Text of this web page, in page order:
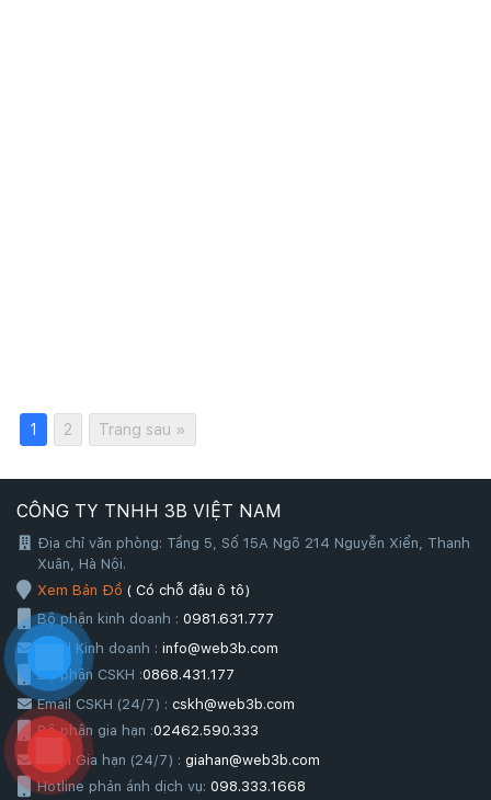
1 2 Trang sau »
CÔNG TY TNHH 3B VIỆT NAM
Địa chỉ văn phòng: Tầng 5, Số 15A Ngõ 214 Nguyễn Xiển, Thanh
Xuân, Hà Nội.
Xem Bản Đồ ( Có chỗ đậu ô tô)
Bộ phận kinh doanh : 0981.631.777
Email Kinh doanh : info@web3b.com
Bộ phận CSKH :0868.431.177
Email CSKH (24/7) : cskh@web3b.com
Bộ phận gia hạn :02462.590.333
Email Gia hạn (24/7) : giahan@web3b.com
Hotline phản ánh dịch vụ: 098.333.1668